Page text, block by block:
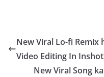
New Viral Lo-fi Remix
Video Editing In
New Viral Song